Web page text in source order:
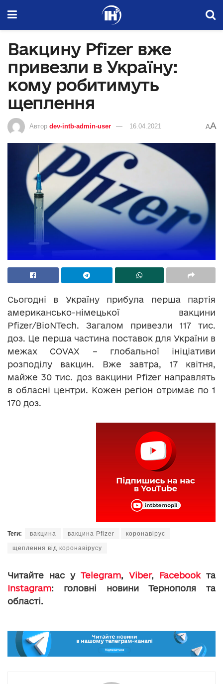
Вакцину Pfizer вже
привезли в Україну:
кому робитимуть
щеплення
Автор dev-intb-admin-user 16.04.2021 AA
Сьогодні в Україну прибула перша партія
американсько-німецької вакцини
Pfizer/BioNTech. Загалом привезли 117 тис.
доз. Це перша частина поставок для України в
межах COVAX – глобальної ініціативи
розподілу вакцин. Вже завтра, 17 квітня,
майже 30 тис. доз вакцини Pfizer направлять
в обласні центри. Кожен регіон отримає по 1
170 доз.
Теги: вакцина вакцина Pfizer коронавірус
щеплення від коронавірусу
Читайте нас у Telegram, Viber, Facebookта
Instagram: головні новини Тернополя та
області.